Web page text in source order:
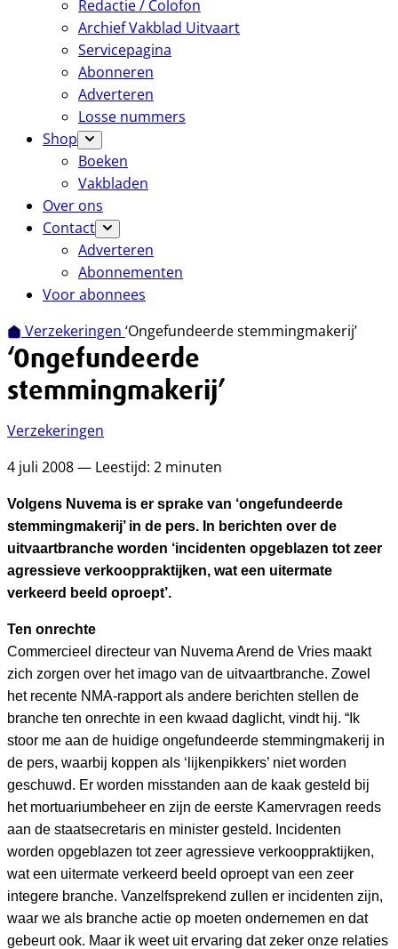
Redactie / Colofon
Archief Vakblad Uitvaart
Servicepagina
Abonneren
Adverteren
Losse nummers
Shop
Boeken
Vakbladen
Over ons
Contact
Adverteren
Abonnementen
Voor abonnees
Verzekeringen ‘Ongefundeerde stemmingmakerij’
‘Ongefundeerde
stemmingmakerij’
Verzekeringen
4 juli 2008 — Leestijd: 2 minuten
Volgens Nuvema is er sprake van ‘ongefundeerde
stemmingmakerij’ in de pers. In berichten over de
uitvaartbranche worden ‘incidenten opgeblazen tot zeer
agressieve verkooppraktijken, wat een uitermate
verkeerd beeld oproept’.
Ten onrechte
Commercieel directeur van Nuvema Arend de Vries maakt
zich zorgen over het imago van de uitvaartbranche. Zowel
het recente NMA-rapport als andere berichten stellen de
branche ten onrechte in een kwaad daglicht, vindt hij. “Ik
stoor me aan de huidige ongefundeerde stemmingmakerij in
de pers, waarbij koppen als ‘lijkenpikkers’ niet worden
geschuwd. Er worden misstanden aan de kaak gesteld bij
het mortuariumbeheer en zijn de eerste Kamervragen reeds
aan de staatsecretaris en minister gesteld. Incidenten
worden opgeblazen tot zeer agressieve verkooppraktijken,
wat een uitermate verkeerd beeld oproept van een zeer
integere branche. Vanzelfsprekend zullen er incidenten zijn,
waar we als branche actie op moeten ondernemen en dat
gebeurt ook. Maar ik weet uit ervaring dat zeker onze relaties